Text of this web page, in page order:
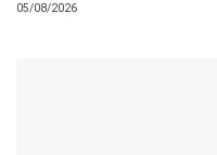
05/08/2026